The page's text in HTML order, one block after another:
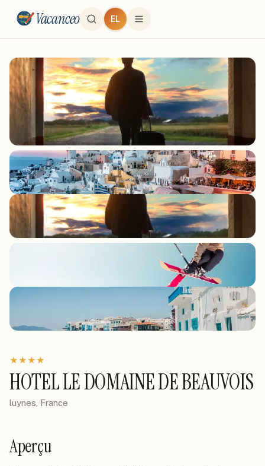
Vacanceo EL
★★★★
HOTEL LE DOMAINE DE BEAUVOIS
luynes, France
Aperçu